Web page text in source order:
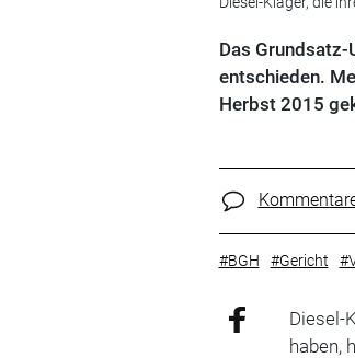
Das
entschieden.
Herbst 2015
#BGH #Gericht
Diesel-
haben,